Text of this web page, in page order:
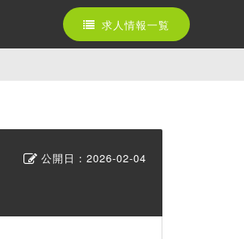
求人情報一覧
公開日：2026-02-04